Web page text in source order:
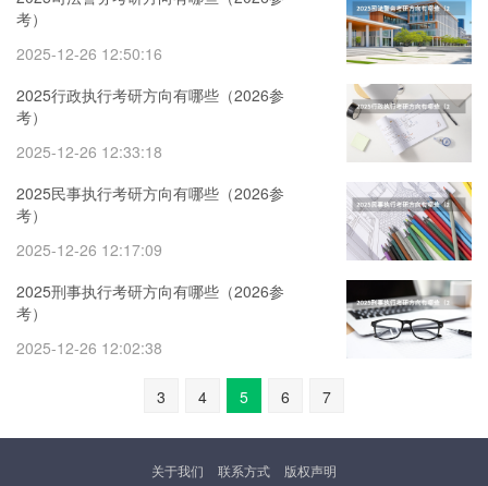
考）
2025-12-26 12:50:16
2025行政执行考研方向有哪些（2026参
考）
2025-12-26 12:33:18
2025民事执行考研方向有哪些（2026参
考）
2025-12-26 12:17:09
2025刑事执行考研方向有哪些（2026参
考）
2025-12-26 12:02:38
3 4 5 6 7
关于我们 联系方式 版权声明